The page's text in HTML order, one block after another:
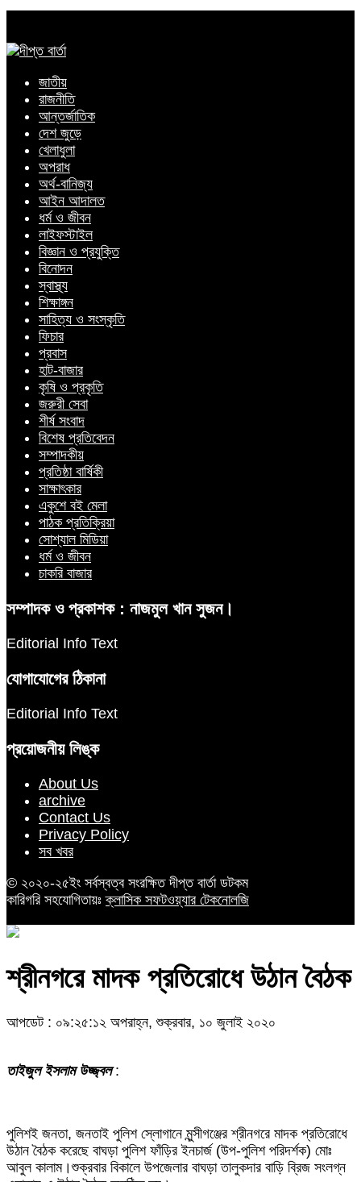
জাতীয়
রাজনীতি
আন্তর্জাতিক
দেশ জুড়ে
খেলাধুলা
অপরাধ
অর্থ-বানিজ্য
আইন আদালত
ধর্ম ও জীবন
লাইফস্টাইল
বিজ্ঞান ও প্রযুক্তি
বিনোদন
স্বাস্থ্য
শিক্ষাঙ্গন
সাহিত্য ও সংস্কৃতি
ফিচার
প্রবাস
হাট-বাজার
কৃষি ও প্রকৃতি
জরুরী সেবা
শীর্ষ সংবাদ
বিশেষ প্রতিবেদন
সম্পাদকীয়
প্রতিষ্ঠা বার্ষিকী
সাক্ষাৎকার
একুশে বই মেলা
পাঠক প্রতিক্রিয়া
সোশ্যাল মিডিয়া
ধর্ম ও জীবন
চাকরি বাজার
সম্পাদক ও প্রকাশক : নাজমুল খান সুজন।
Editorial Info Text
যোগাযোগের ঠিকানা
Editorial Info Text
প্রয়োজনীয় লিঙ্ক
About Us
archive
Contact Us
Privacy Policy
সব খবর
© ২০২০-২৫ইং সর্বস্বত্ব সংরক্ষিত দীপ্ত বার্তা ডটকম
কারিগরি সহযোগিতায়ঃক্লাসিক সফটওয়্যার টেকনোলজি
শ্রীনগরে মাদক প্রতিরোধে উঠান বৈঠক
আপডেট : ০৯:২৫:১২ অপরাহ্ন, শুক্রবার, ১০ জুলাই ২০২০
তাইজুল ইসলাম উজ্জ্বল:
পুলিশই জনতা, জনতাই পুলিশ স্লোগানে মুন্সীগঞ্জের শ্রীনগরে মাদক প্রতিরোধে
উঠান বৈঠক করেছে বাঘড়া পুলিশ ফাঁড়ির ইনচার্জ (উপ-পুলিশ পরিদর্শক) মোঃ
আবুল কালাম।শুক্রবার বিকালে উপজেলার বাঘড়া তালুকদার বাড়ি ব্রিজ সংলগ্ন